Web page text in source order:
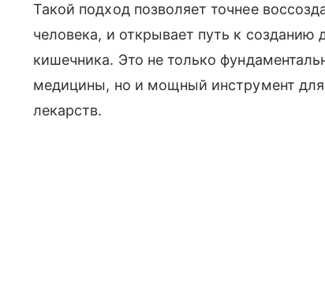
Такой подход позволяет точнее
человека, и открывает путь к
кишечника. Это не только
медицины, но и мощный инструмент для
лекарств.